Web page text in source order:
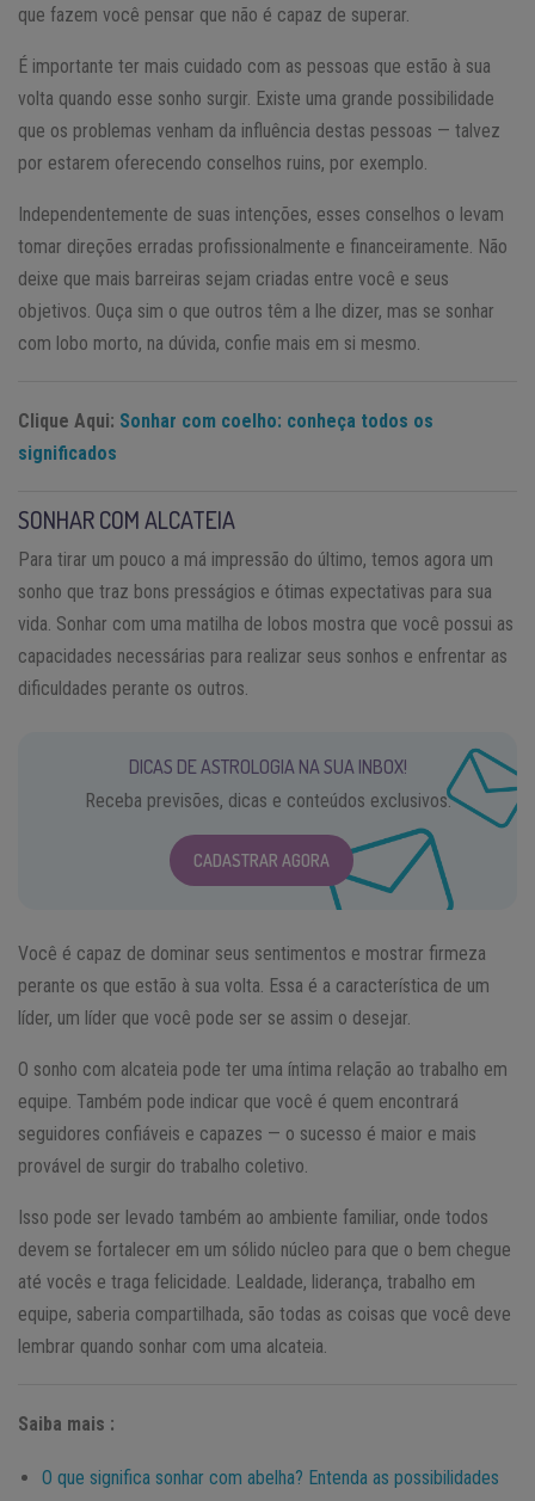
que fazem você pensar que não é capaz de superar.
É importante ter mais cuidado com as pessoas que estão à sua
volta quando esse sonho surgir. Existe uma grande possibilidade
que os problemas venham da influência destas pessoas — talvez
por estarem oferecendo conselhos ruins, por exemplo.
Independentemente de suas intenções, esses conselhos o levam
tomar direções erradas profissionalmente e financeiramente. Não
deixe que mais barreiras sejam criadas entre você e seus
objetivos. Ouça sim o que outros têm a lhe dizer, mas se sonhar
com lobo morto, na dúvida, confie mais em si mesmo.
Clique Aqui: Sonhar com coelho: conheça todos os
significados
SONHAR COM ALCATEIA
Para tirar um pouco a má impressão do último, temos agora um
sonho que traz bons presságios e ótimas expectativas para sua
vida. Sonhar com uma matilha de lobos mostra que você possui as
capacidades necessárias para realizar seus sonhos e enfrentar as
dificuldades perante os outros.
DICAS DE ASTROLOGIA NA SUA INBOX!
Receba previsões, dicas e conteúdos exclusivos.
CADASTRAR AGORA
Você é capaz de dominar seus sentimentos e mostrar firmeza
perante os que estão à sua volta. Essa é a característica de um
líder, um líder que você pode ser se assim o desejar.
O sonho com alcateia pode ter uma íntima relação ao trabalho em
equipe. Também pode indicar que você é quem encontrará
seguidores confiáveis e capazes — o sucesso é maior e mais
provável de surgir do trabalho coletivo.
Isso pode ser levado também ao ambiente familiar, onde todos
devem se fortalecer em um sólido núcleo para que o bem chegue
até vocês e traga felicidade. Lealdade, liderança, trabalho em
equipe, saberia compartilhada, são todas as coisas que você deve
lembrar quando sonhar com uma alcateia.
Saiba mais :
O que significa sonhar com abelha? Entenda as possibilidades